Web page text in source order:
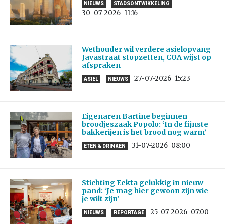
NIEUWS STADSONTWIKKELING
30-07-2026 11:16
Wethouder wil verdere asielopvang
Javastraat stopzetten, COA wijst op
afspraken
ASIEL NIEUWS 27-07-2026 15:23
Eigenaren Bartine beginnen
broodjeszaak Popolo: ‘In de fijnste
bakkerijen is het brood nog warm’
ETEN & DRINKEN 31-07-2026 08:00
Stichting Eekta gelukkig in nieuw
pand: ‘Je mag hier gewoon zijn wie
je wilt zijn’
NIEUWS REPORTAGE 25-07-2026 07:00